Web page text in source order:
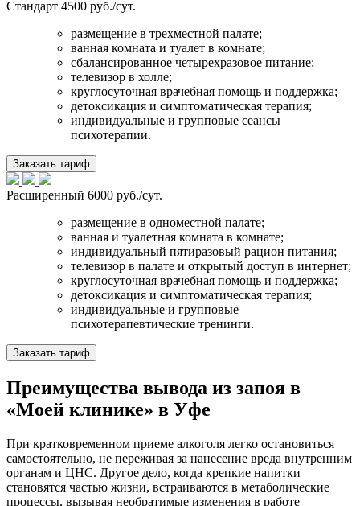
Стандарт 4500 руб./сут.
размещение в трехместной палате;
ванная комната и туалет в комнате;
сбалансированное четырехразовое питание;
телевизор в холле;
круглосуточная врачебная помощь и поддержка;
детоксикация и симптоматическая терапия;
индивидуальные и групповые сеансы
психотерапии.
Заказать тариф
Расширенный 6000 руб./сут.
размещение в одноместной палате;
ванная и туалетная комната в комнате;
индивидуальный пятиразовый рацион питания;
телевизор в палате и открытый доступ в интернет;
круглосуточная врачебная помощь и поддержка;
детоксикация и симптоматическая терапия;
индивидуальные и групповые
психотерапевтические тренинги.
Заказать тариф
Преимущества вывода из запоя в
«Моей клинике» в Уфе
При кратковременном приеме алкоголя легко остановиться
самостоятельно, не переживая за нанесение вреда внутренним
органам и ЦНС. Другое дело, когда крепкие напитки
становятся частью жизни, встраиваются в метаболические
процессы, вызывая необратимые изменения в работе